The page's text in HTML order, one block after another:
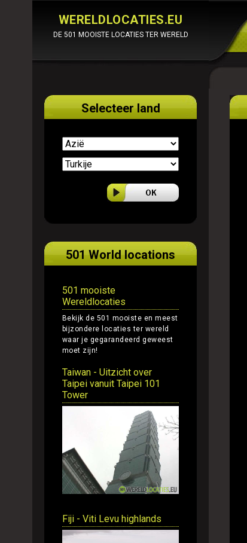
WERELDLOCATIES.EU
DE 501 MOOISTE LOCATIES TER WERELD
Selecteer land
501 World locations
501 mooiste
Wereldlocaties
Bekijk de 501 mooiste en meest
bijzondere locaties ter wereld
waar je gegarandeerd geweest
moet zijn!
Taiwan - Uitzicht over
Taipei vanuit Taipei 101
Tower
Fiji - Viti Levu highlands